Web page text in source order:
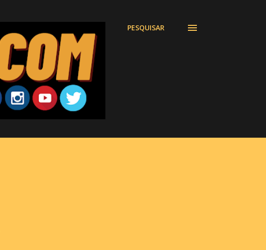
PESQUISAR